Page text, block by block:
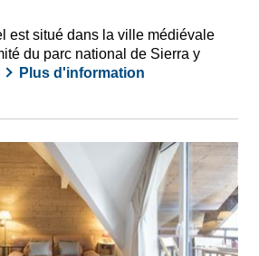
est situé dans la ville médiévale
du parc national de Sierra y
Plus d'information